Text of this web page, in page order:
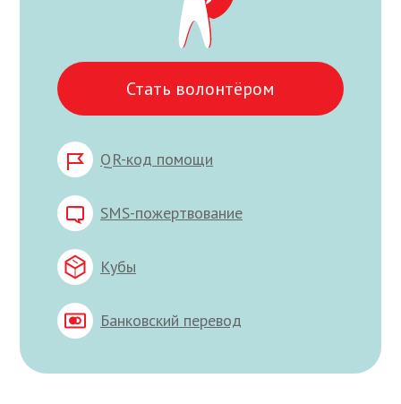
Стать волонтёром
QR-код помощи
SMS-пожертвование
Кубы
Банковский перевод